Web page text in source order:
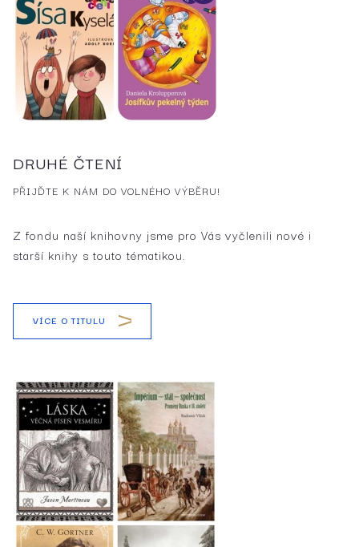
DRUHÉ ČTENÍ
PŘIJĎTE K NÁM DO VOLNÉHO VÝBĚRU!
Z fondu naší knihovny jsme pro Vás vyčlenili nové i
starší knihy s touto tématikou.
VÍCE O TITULU